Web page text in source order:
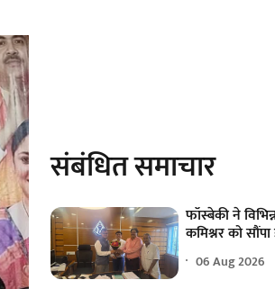
संबंधित समाचार
फॉस्बेकी ने
कमिश्नर को सौंपा
06 Aug 2026